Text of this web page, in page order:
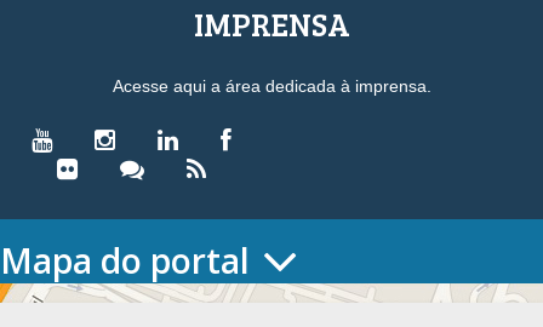
IMPRENSA
Acesse aqui a área dedicada à imprensa.
Mapa do portal
HOME